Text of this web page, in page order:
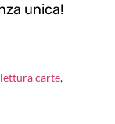
unica!
lettura carte,